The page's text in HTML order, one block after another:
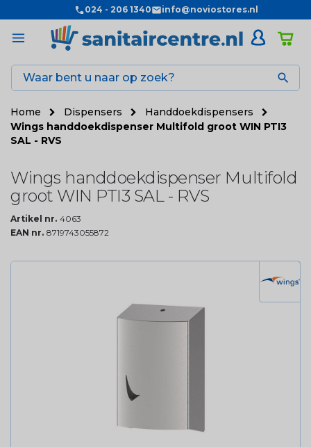
024 - 206 1340 info@noviostores.nl

Home Dispensers
Handdoekdispensers
Wings handdoekdispenser Multifold groot WIN PTI3
SAL - RVS
Wings handdoekdispenser Multifold
groot WIN PTI3 SAL - RVS
Artikel nr. 4063
EAN nr. 8719743055872